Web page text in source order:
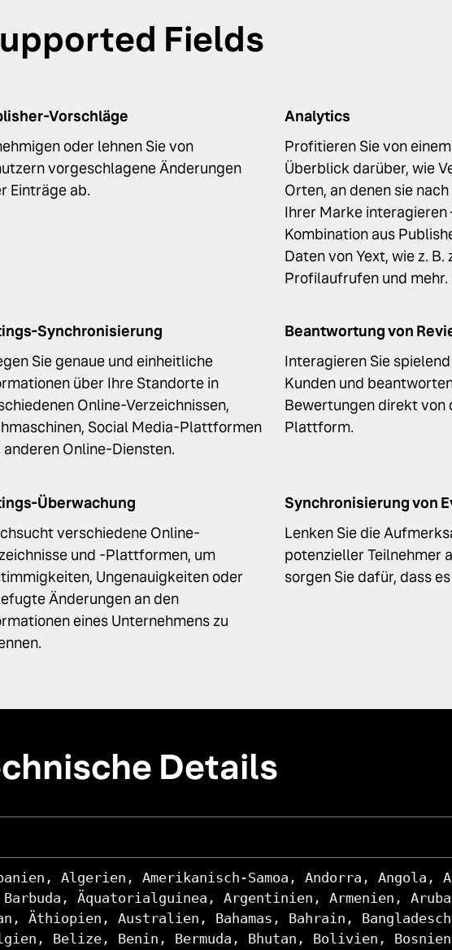
Fields
Vorschläge
oder lehnen Sie von
vorgeschlagene Änderungen
Einträge ab.
Analytics
Profitieren Sie von
Überblick darüber, wie
Orten, an denen sie
Ihrer Marke interagieren
Kombination aus
Daten von Yext, wie z. B.
Profilaufrufen und mehr.
Synchronisierung
Sie genaue und einheitliche
über Ihre Standorte in
Online-Verzeichnissen,
Social Media-Plattformen
anderen Online-Diensten.
Beantwortung von
Interagieren Sie
Kunden und
Bewertungen direkt von
Plattform.
Überwachung
verschiedene Online-
und -Plattformen, um
Ungenauigkeiten oder
Änderungen an den
eines Unternehmens zu
Synchronisierung von
Lenken Sie die
potenzieller Teilnehmer
sorgen Sie dafür, dass
Details
Algerien, Amerikanisch-Samoa, Andorra, Angola,
Barbuda, Äquatorialguinea, Argentinien, Armenien,
Äthiopien, Australien, Bahamas, Bahrain,
Belize, Benin, Bermuda, Bhutan, Bolivien, Bosnien